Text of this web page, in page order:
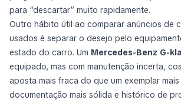
para “descartar” muito rapidamente.
Outro hábito útil ao comparar anúncios de
usados é separar o desejo pelo
estado do carro. Um Mercedes-Benz G-
equipado, mas com manutenção incerta,
aposta mais fraca do que um exemplar mais
documentação mais sólida e histórico de